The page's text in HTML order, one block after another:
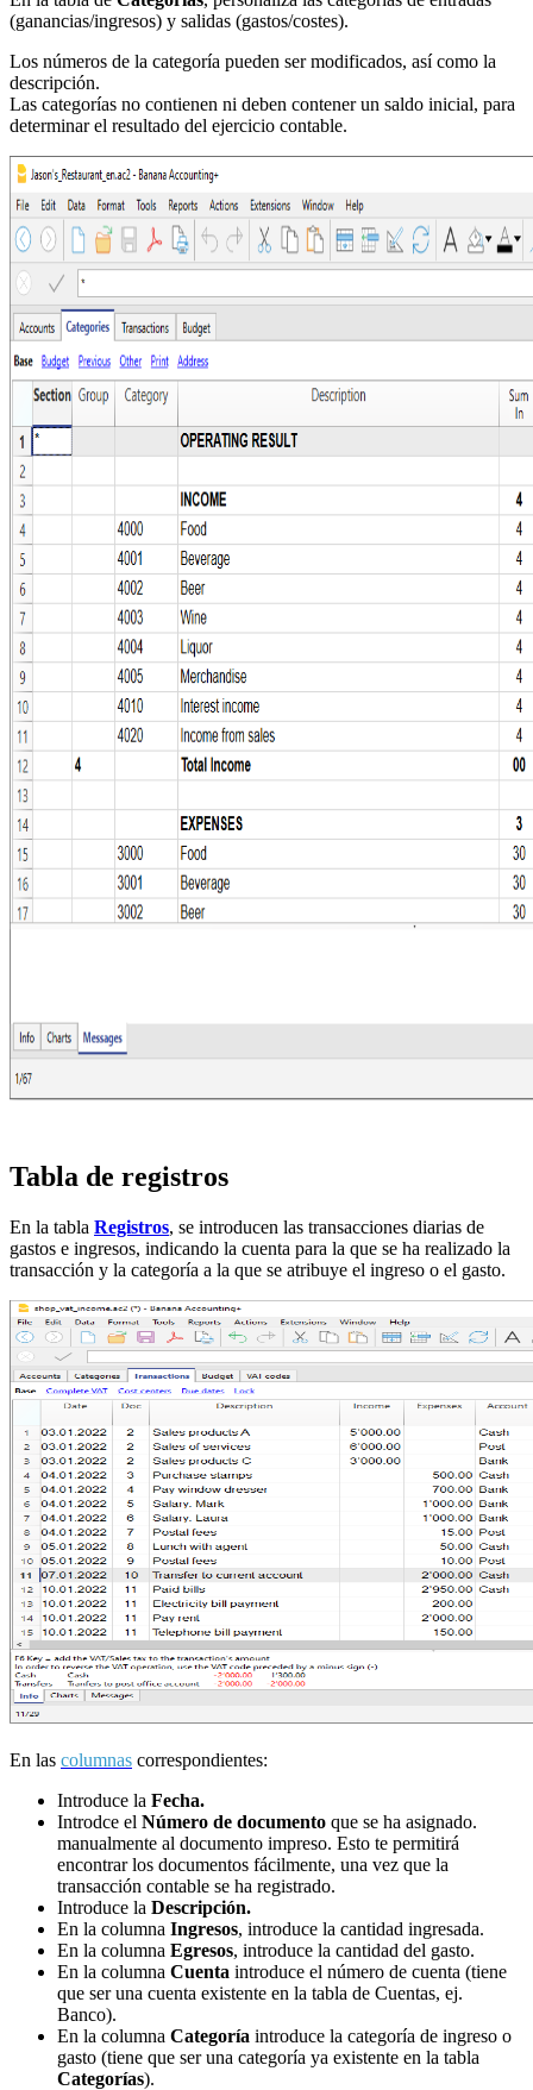
(ganancias/ingresos) y salidas (gastos/costes).
Los números de la categoría pueden ser modificados, así como la
descripción.
Las categorías no contienen ni deben contener un saldo inicial, para
determinar el resultado del ejercicio contable.
Tabla de registros
En la tabla Registros, se introducen las transacciones diarias de
gastos e ingresos, indicando la cuenta para la que se ha realizado la
transacción y la categoría a la que se atribuye el ingreso o el gasto.
En las columnas correspondientes:
Introduce la Fecha.
Introdce el Número de documento que se ha asignado.
manualmente al documento impreso. Esto te permitirá
encontrar los documentos fácilmente, una vez que la
transacción contable se ha registrado.
Introduce la Descripción.
En la columna Ingresos, introduce la cantidad ingresada.
En la columna Egresos, introduce la cantidad del gasto.
En la columna Cuenta introduce el número de cuenta (tiene
que ser una cuenta existente en la tabla de Cuentas, ej.
Banco).
En la columna Categoría introduce la categoría de ingreso o
gasto (tiene que ser una categoría ya existente en la tabla
Categorías).